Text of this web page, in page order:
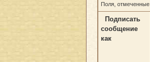
Поля, отмеченные
Подписать
сообщение
как